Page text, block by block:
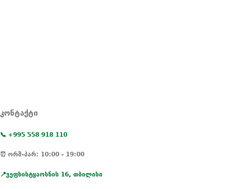
კონტაქტი
📞 +995 558 918 110
⏰ ორშ-პარ: 10:00 - 19:00
📍ვეფხისტყაოსნის 16, თბილისი